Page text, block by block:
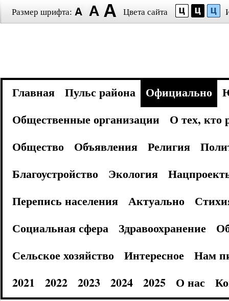
Размер шрифта: Цвета сайта
Главная Пульс района Официально
Общественные организации
О тех, кто
Общество
Объявления Религия
Благоустройство
Экология
Перепись населения
Актуально
Социальная сфера
Здравоохранение
Сельское хозяйство
Интересное
Нам
2021
2022 2023 2024 2025 О нас